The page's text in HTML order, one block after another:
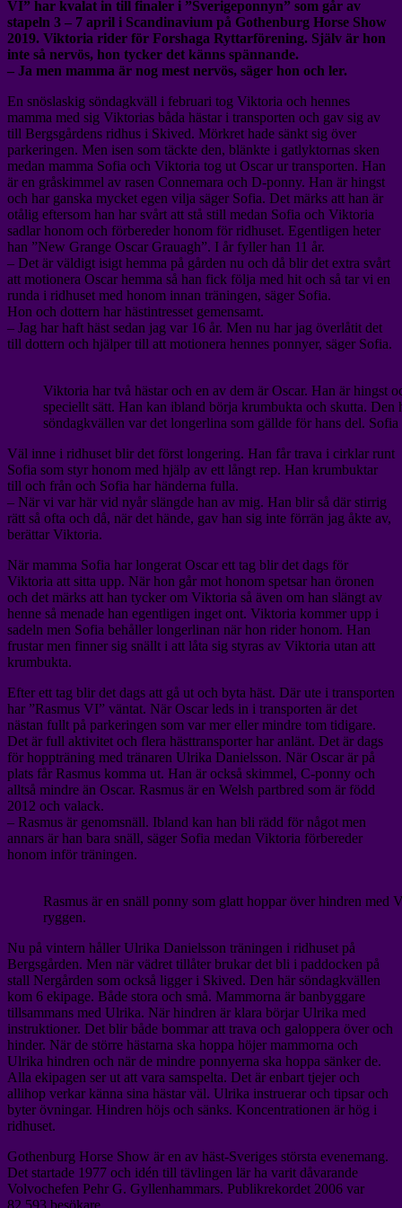
VI” har kvalat in till finaler i ”Sverigeponnyn” som går av
stapeln 3 – 7 april i Scandinavium på Gothenburg Horse Show
2019. Viktoria rider för Forshaga Ryttarförening. Själv är hon
inte så nervös, hon tycker det känns spännande.
– Ja men mamma är nog mest nervös, säger hon och ler.
En snöslaskig söndagkväll i februari tog Viktoria och hennes
mamma med sig Viktorias båda hästar i transporten och gav sig av
till Bergsgårdens ridhus i Skived. Mörkret hade sänkt sig över
parkeringen. Men isen som täckte den, blänkte i gatlyktornas sken
medan mamma Sofia och Viktoria tog ut Oscar ur transporten. Han
är en gråskimmel av rasen Connemara och D-ponny. Han är hingst
och har ganska mycket egen vilja säger Sofia. Det märks att han är
otålig eftersom han har svårt att stå still medan Sofia och Viktoria
sadlar honom och förbereder honom för ridhuset. Egentligen heter
han ”New Grange Oscar Grauagh”. I år fyller han 11 år.
– Det är väldigt isigt hemma på gården nu och då blir det extra svårt
att motionera Oscar hemma så han fick följa med hit och så tar vi en
runda i ridhuset med honom innan träningen, säger Sofia.
Hon och dottern har hästintresset gemensamt.
– Jag har haft häst sedan jag var 16 år. Men nu har jag överlåtit det
till dottern och hjälper till att motionera hennes ponnyer, säger Sofia.
Viktoria har två hästar och en av dem är Oscar. Han är hingst
speciellt sätt. Han kan ibland börja krumbukta och skutta. Den
söndagkvällen var det longerlina som gällde för hans del.
Väl inne i ridhuset blir det först longering. Han får trava i cirklar runt
Sofia som styr honom med hjälp av ett långt rep. Han krumbuktar
till och från och Sofia har händerna fulla.
– När vi var här vid nyår slängde han av mig. Han blir så där stirrig
rätt så ofta och då, när det hände, gav han sig inte förrän jag åkte av,
berättar Viktoria.
När mamma Sofia har longerat Oscar ett tag blir det dags för
Viktoria att sitta upp. När hon går mot honom spetsar han öronen
och det märks att han tycker om Viktoria så även om han slängt av
henne så menade han egentligen inget ont. Viktoria kommer upp i
sadeln men Sofia behåller longerlinan när hon rider honom. Han
frustar men finner sig snällt i att låta sig styras av Viktoria utan att
krumbukta.
Efter ett tag blir det dags att gå ut och byta häst. Där ute i transporten
har ”Rasmus VI” väntat. När Oscar leds in i transporten är det
nästan fullt på parkeringen som var mer eller mindre tom tidigare.
Det är full aktivitet och flera hästtransporter har anlänt. Det är dags
för hoppträning med tränaren Ulrika Danielsson. När Oscar är på
plats får Rasmus komma ut. Han är också skimmel, C-ponny och
alltså mindre än Oscar. Rasmus är en Welsh partbred som är född
2012 och valack.
– Rasmus är genomsnäll. Ibland kan han bli rädd för något men
annars är han bara snäll, säger Sofia medan Viktoria förbereder
honom inför träningen.
Rasmus är en snäll ponny som glatt hoppar över hindren med
ryggen.
Nu på vintern håller Ulrika Danielsson träningen i ridhuset på
Bergsgården. Men när vädret tillåter brukar det bli i paddocken på
stall Nergården som också ligger i Skived. Den här söndagkvällen
kom 6 ekipage. Både stora och små. Mammorna är banbyggare
tillsammans med Ulrika. När hindren är klara börjar Ulrika med
instruktioner. Det blir både bommar att trava och galoppera över och
hinder. När de större hästarna ska hoppa höjer mammorna och
Ulrika hindren och när de mindre ponnyerna ska hoppa sänker de.
Alla ekipagen ser ut att vara samspelta. Det är enbart tjejer och
allihop verkar känna sina hästar väl. Ulrika instruerar och tipsar och
byter övningar. Hindren höjs och sänks. Koncentrationen är hög i
ridhuset.
Gothenburg Horse Show är en av häst-Sveriges största evenemang.
Det startade 1977 och idén till tävlingen lär ha varit dåvarande
Volvochefen Pehr G. Gyllenhammars. Publikrekordet 2006 var
82 593 besökare.